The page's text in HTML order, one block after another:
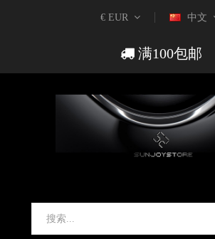
€ EUR 中文
满100包邮